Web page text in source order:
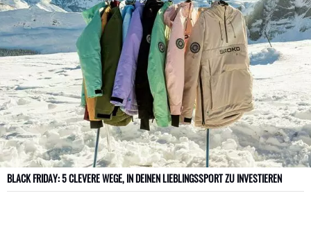
BLACK FRIDAY: 5 CLEVERE WEGE, IN DEINEN LIEBLINGSSPORT ZU INVESTIEREN